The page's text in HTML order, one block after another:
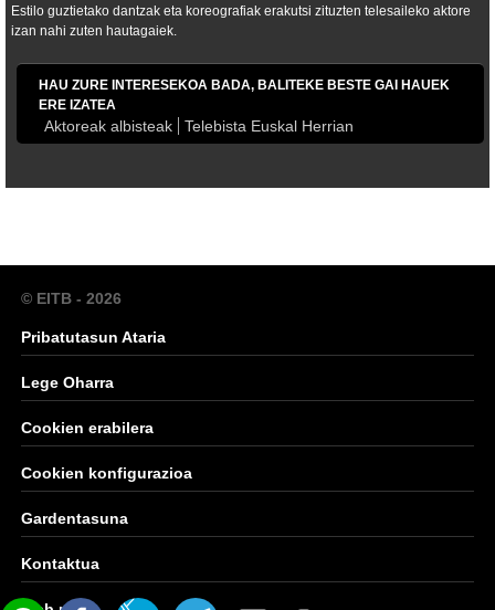
Estilo guztietako dantzak eta koreografiak erakutsi zituzten telesaileko aktore
izan nahi zuten hautagaiek.
HAU ZURE INTERESEKOA BADA, BALITEKE BESTE GAI HAUEK
ERE IZATEA
Aktoreak albisteak Telebista Euskal Herrian
© EITB - 2026
Pribatutasun Ataria
Lege Oharra
Cookien erabilera
Cookien konfigurazioa
Gardentasuna
Kontaktua